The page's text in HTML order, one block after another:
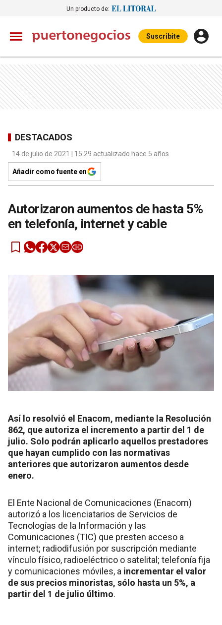
Un producto de:
Suscribite
DESTACADOS
14 de julio de 2021 | 15:29 actualizado hace 5 años
Añadir como fuente en
Autorizaron aumentos de hasta 5%
en telefonía, internet y cable
Así lo resolvió el Enacom, mediante la Resolución
862, que autoriza el incremento a partir del 1 de
julio. Solo podrán aplicarlo aquellos prestadores
que hayan cumplido con las normativas
anteriores que autorizaron aumentos desde
enero.
El Ente Nacional de Comunicaciones (Enacom)
autorizó a los licenciatarios de Servicios de
Tecnologías de la Información y las
Comunicaciones (TIC) que presten acceso a
internet; radiodifusión por suscripción mediante
vínculo físico, radioeléctrico o satelital; telefonía fija
y comunicaciones móviles, a incrementar el valor
de sus precios minoristas, sólo hasta un 5%, a
partir del 1 de julio último.